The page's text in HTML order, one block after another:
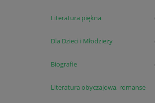
Literatura piękna
Dla Dzieci i Młodzieży
Biografie
Literatura obyczajowa, romanse